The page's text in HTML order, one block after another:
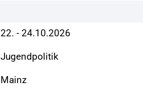
22. - 24.10.2026
Jugendpolitik
Mainz